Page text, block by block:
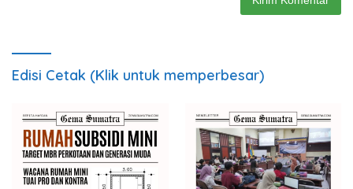
Edisi Cetak (Klik untuk memperbesar)